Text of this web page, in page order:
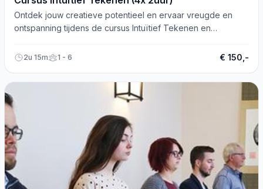
Ontdek jouw creatieve potentieel en ervaar vreugde en
ontspanning tijdens de cursus Intuïtief Tekenen en
2u 15m 1 - 6 € 150,-